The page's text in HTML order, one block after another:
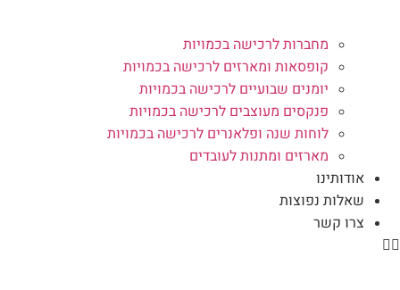
מחברות לרכישה בכמויות
קופסאות ומארזים לרכישה בכמויות
יומנים שבועיים לרכישה בכמויות
פנקסים מעוצבים לרכישה בכמויות
לוחות שנה ופלאנרים לרכישה בכמויות
מארזים ומתנות לעובדים
אודותינו
שאלות נפוצות
צרו קשר